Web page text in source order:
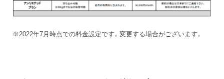
※2022年7月時点での料金設定です。変更する場合がございます。